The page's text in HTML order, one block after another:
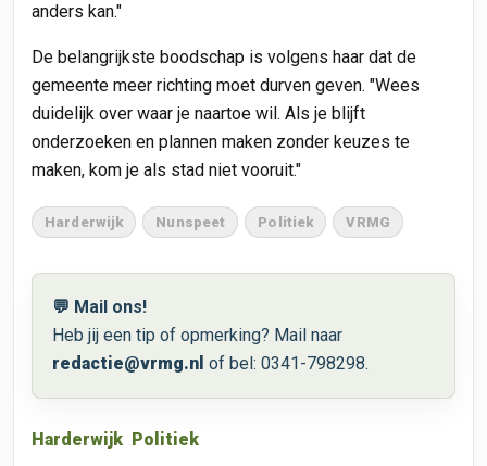
anders kan."
De belangrijkste boodschap is volgens haar dat de
gemeente meer richting moet durven geven. "Wees
duidelijk over waar je naartoe wil. Als je blijft
onderzoeken en plannen maken zonder keuzes te
maken, kom je als stad niet vooruit."
Harderwijk Nunspeet Politiek VRMG
💬 Mail ons!
Heb jij een tip of opmerking? Mail naar
redactie@vrmg.nl of bel: 0341-798298.
Harderwijk Politiek